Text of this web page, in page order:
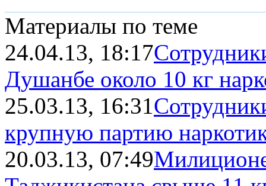
Материалы по теме
24.04.13, 18:17
Душанбе около 10 кг
25.03.13, 16:31
крупную партию
20.03.13, 07:49